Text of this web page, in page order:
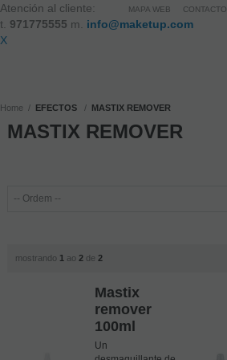
Atención al cliente:
t. 971775555 m.
info@maketup.com
X
MAPA WEB CONTACTO
Home EFECTOS MASTIX REMOVER
MASTIX REMOVER
mostrando 1 ao 2de 2
Mastix
remover
100ml
Un